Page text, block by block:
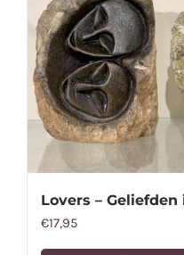
Lovers – Geliefden
€17,95